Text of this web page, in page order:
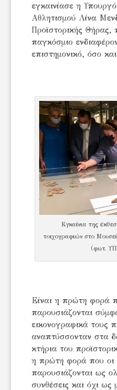
εγκαινίασε η
Αθλητισμού Λίνα
Προϊστορικής Θήρας,
παγκόσμιο
επιστημονικό, όσο
Εγκαίνια της
τοιχογραφιών στο
(φωτ.
Είναι η πρώτη φορά
παρουσιάζονται
εικονογραφικά τους
αναπτύσσονταν στα
κτήρια του
η πρώτη φορά που οι
παρουσιάζονται ως
συνθέσεις και όχι ως